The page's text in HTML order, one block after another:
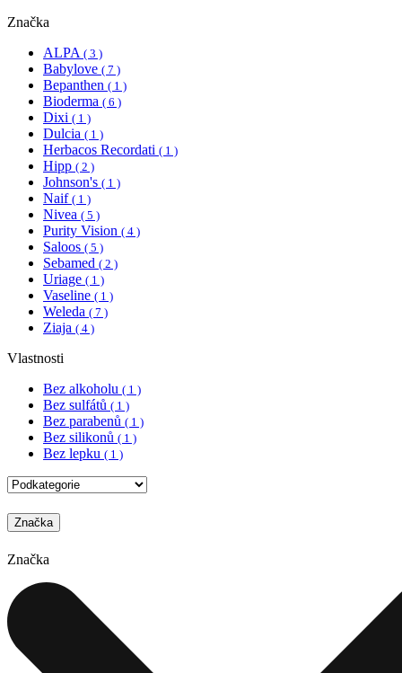
Značka
ALPA ( 3 )
Babylove ( 7 )
Bepanthen ( 1 )
Bioderma ( 6 )
Dixi ( 1 )
Dulcia ( 1 )
Herbacos Recordati ( 1 )
Hipp ( 2 )
Johnson's ( 1 )
Naif ( 1 )
Nivea ( 5 )
Purity Vision ( 4 )
Saloos ( 5 )
Sebamed ( 2 )
Uriage ( 1 )
Vaseline ( 1 )
Weleda ( 7 )
Ziaja ( 4 )
Vlastnosti
Bez alkoholu ( 1 )
Bez sulfátů ( 1 )
Bez parabenů ( 1 )
Bez silikonů ( 1 )
Bez lepku ( 1 )
Značka
Značka